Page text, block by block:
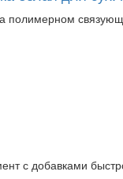
полимерном
с добавками